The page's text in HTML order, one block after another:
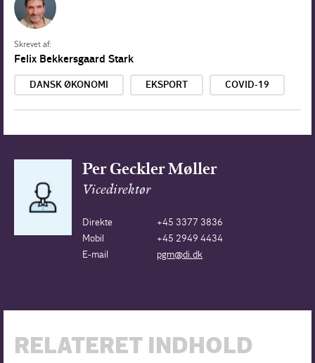
Skrevet af:
Felix Bekkersgaard Stark
DANSK ØKONOMI EKSPORT COVID-19
Per Geckler Møller
Vicedirektør
Direkte
+45 3377 3836
Mobil
+45 2949 4434
E-mail
pgm@di.dk
RELATERET INDHOLD